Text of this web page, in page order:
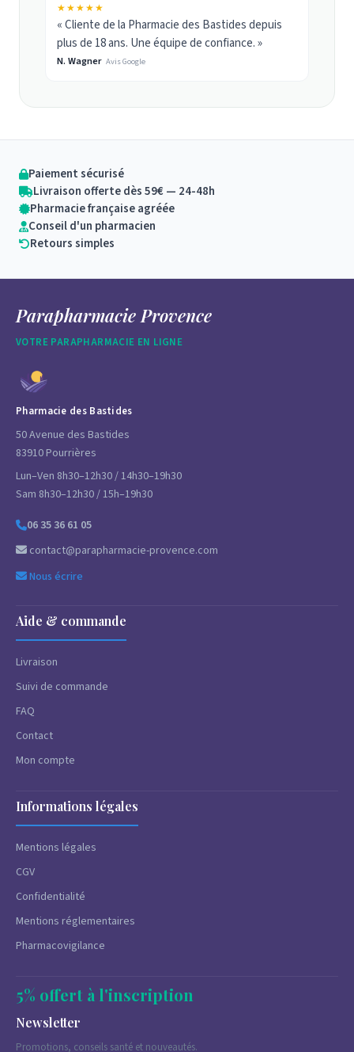
★★★★★
« Cliente de la Pharmacie des Bastides depuis
plus de 18 ans. Une équipe de confiance. »
N. Wagner Avis Google
Paiement sécurisé
Livraison offerte dès 59€ — 24-48h
Pharmacie française agréée
Conseil d'un pharmacien
Retours simples
Parapharmacie Provence
VOTRE PARAPHARMACIE EN LIGNE
Pharmacie des Bastides
50 Avenue des Bastides
83910 Pourrières
Lun–Ven 8h30–12h30 / 14h30–19h30
Sam 8h30–12h30 / 15h–19h30
06 35 36 61 05
contact@parapharmacie-provence.com
Nous écrire
Aide & commande
Livraison
Suivi de commande
FAQ
Contact
Mon compte
Informations légales
Mentions légales
CGV
Confidentialité
Mentions réglementaires
Pharmacovigilance
5% offert à l'inscription
Newsletter
Promotions, conseils santé et nouveautés.